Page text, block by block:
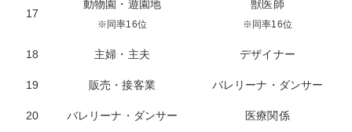
17
動物園・遊園地
※同率16位
獣医師
※同率16位
18 主婦・主夫 デザイナー
19 販売・接客業 バレリーナ・ダンサー
20 バレリーナ・ダンサー
医療関係